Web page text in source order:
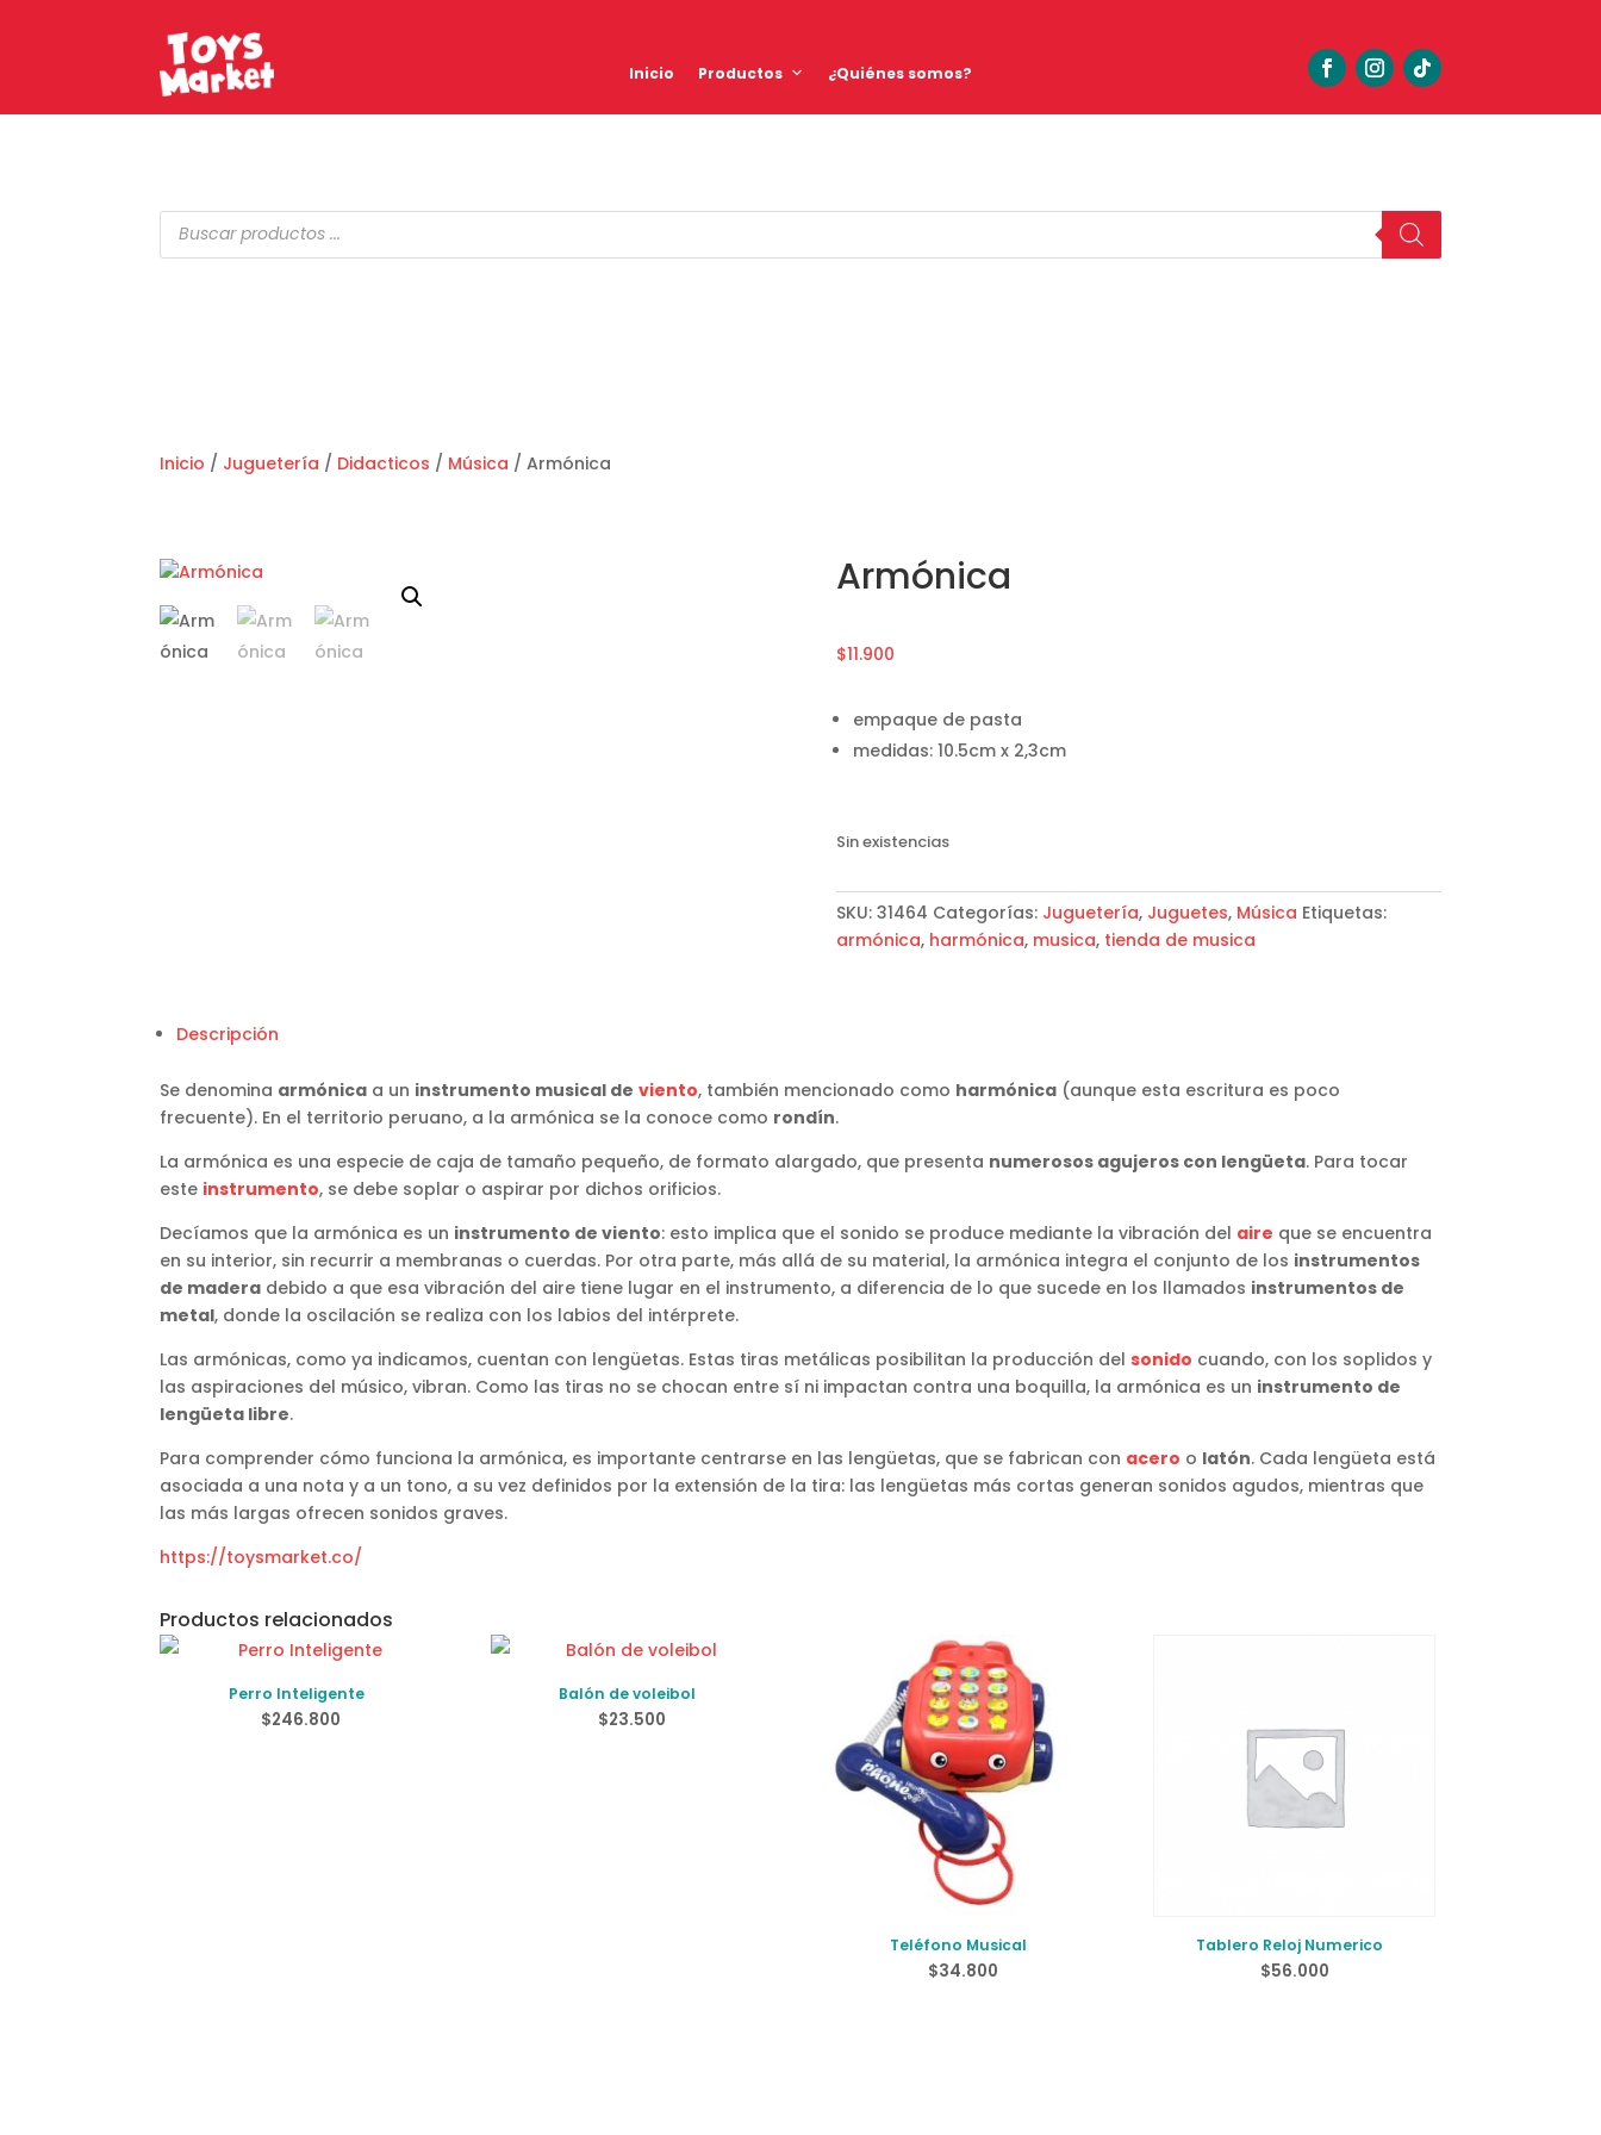
Inicio Productos ¿Quiénes somos?
Búsqueda
de
productos
Inicio / Juguetería / Didacticos / Música / Armónica
Armónica
$11.900
empaque de pasta
medidas: 10.5cm x 2,3cm
Sin existencias
SKU: 31464 Categorías: Juguetería, Juguetes, Música Etiquetas:
armónica, harmónica, musica, tienda de musica
Descripción
Se denomina armónica a un instrumento musical de viento, también mencionado como harmónica (aunque esta escritura es poco
frecuente). En el territorio peruano, a la armónica se la conoce como rondín.
La armónica es una especie de caja de tamaño pequeño, de formato alargado, que presenta numerosos agujeros con lengüeta. Para tocar
este instrumento, se debe soplar o aspirar por dichos orificios.
Decíamos que la armónica es un instrumento de viento: esto implica que el sonido se produce mediante la vibración del aire que se encuentra
en su interior, sin recurrir a membranas o cuerdas. Por otra parte, más allá de su material, la armónica integra el conjunto de los instrumentos
de madera debido a que esa vibración del aire tiene lugar en el instrumento, a diferencia de lo que sucede en los llamados instrumentos de
metal, donde la oscilación se realiza con los labios del intérprete.
Las armónicas, como ya indicamos, cuentan con lengüetas. Estas tiras metálicas posibilitan la producción delsonido cuando, con los soplidos y
las aspiraciones del músico, vibran. Como las tiras no se chocan entre sí ni impactan contra una boquilla, la armónica es un instrumento de
lengüeta libre.
Para comprender cómo funciona la armónica, es importante centrarse en las lengüetas, que se fabrican con acero o latón. Cada lengüeta está
asociada a una nota y a un tono, a su vez definidos por la extensión de la tira: las lengüetas más cortas generan sonidos agudos, mientras que
las más largas ofrecen sonidos graves.
https://toysmarket.co/
Productos relacionados
Perro Inteligente
$246.800
Balón de voleibol
$23.500
Teléfono Musical
$34.800
Tablero Reloj Numerico
$56.000